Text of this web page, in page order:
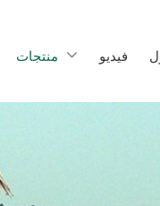
منتجات فيديو